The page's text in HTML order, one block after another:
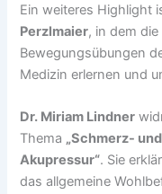
Ein weiteres Highlight
Perzlmaier, in dem
Bewegungsübungen
Medizin erlernen und
Dr. Miriam Lindner
Thema „Schmerz-
Akupressur“. Sie
das allgemeine